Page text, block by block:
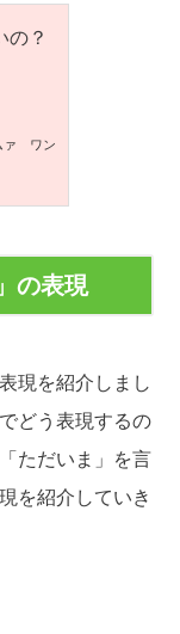
の？
ァ ワン
の表現
現を紹介しまし
どう表現するの
ただいま」を言
を紹介していき